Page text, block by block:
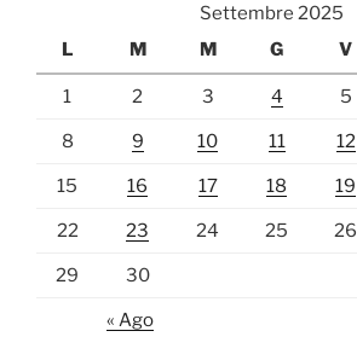
Settembre 2025
L
M M G V
1 2 3 4 5
8 9 10 11 12
15 16 17 18 19
22 23 24 25 26
29 30
« Ago